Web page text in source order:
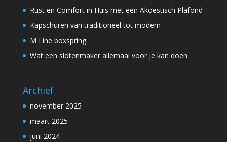
Rust en Comfort in Huis met een Akoestisch Plafond
Kapschuren van traditioneel tot modern
M Line boxspring
Wat een slotenmaker allemaal voor je kan doen
Archief
november 2025
maart 2025
juni 2024